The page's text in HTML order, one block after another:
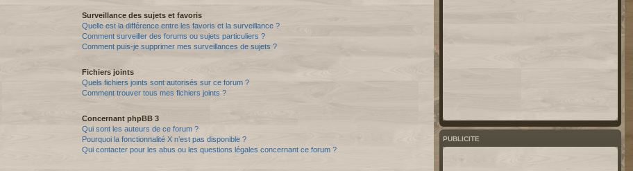
Surveillance des sujets et favoris
Quelle est la différence entre les favoris et la surveillance ?
Comment surveiller des forums ou sujets particuliers ?
Comment puis-je supprimer mes surveillances de sujets ?
Fichiers joints
Quels fichiers joints sont autorisés sur ce forum ?
Comment trouver tous mes fichiers joints ?
Concernant phpBB 3
Qui sont les auteurs de ce forum ?
Pourquoi la fonctionnalité X n’est pas disponible ?
Qui contacter pour les abus ou les questions légales concernant ce forum ?
PUBLICITE